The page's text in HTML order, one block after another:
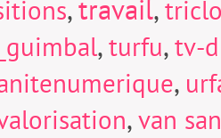
,travail,
,turfu,tv-
,
,van